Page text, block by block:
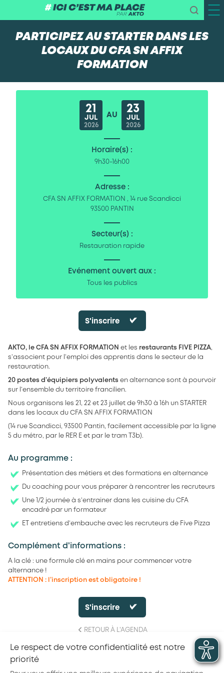
PARTICIPEZ AU STARTER DANS LES
LOCAUX DU CFA SN AFFIX
FORMATION
21
JUL
2026
AU
23
JUL
2026
Horaire(s) :
9h30-16h00
Adresse :
CFA SN AFFIX FORMATION , 14 rue Scandicci
93500 PANTIN
Secteur(s) :
Restauration rapide
Evénement ouvert aux :
Tous les publics
S'inscrire
AKTO, le CFA SN AFFIX FORMATION et les restaurants FIVE PIZZA,
s’associent pour l’emploi des apprentis dans le secteur de la
restauration.
20 postes d’équipiers polyvalents en alternance sont à pourvoir
sur l’ensemble du territoire francilien.
Nous organisons les 21, 22 et 23 juillet de 9h30 à 16h un STARTER
dans les locaux du CFA SN AFFIX FORMATION
(14 rue Scandicci, 93500 Pantin, facilement accessible par la ligne
5 du métro, par le RER E et par le tram T3b).
Au programme :
Présentation des métiers et des formations en alternance
Du coaching pour vous préparer à rencontrer les recruteurs
Une 1/2 journée à s’entrainer dans les cuisine du CFA
encadré par un formateur
ET entretiens d’embauche avec les recruteurs de Five Pizza
Complément d'informations :
A la clé : une formule clé en mains pour commencer votre
alternance !
ATTENTION : l’inscription est obligatoire !
S'inscrire
RETOUR À L'AGENDA
Le respect de votre confidentialité est notre
priorité